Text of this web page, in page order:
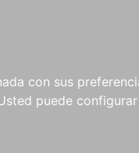
con sus
puede